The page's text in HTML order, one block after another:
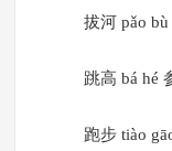
拔河 pǎo bù
跳高 bá hé
跑步 tiào